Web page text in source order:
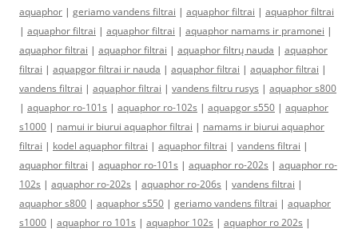
aquaphor | geriamo vandens filtrai | aquaphor filtrai | aquaphor filtrai
| aquaphor filtrai | aquaphor filtrai | aquaphor namams ir pramonei |
aquaphor filtrai | aquaphor filtrai | aquaphor filtrų nauda | aquaphor
filtrai | aquapgor filtrai ir nauda | aquaphor filtrai | aquaphor filtrai |
vandens filtrai | aquaphor filtrai | vandens filtru rusys | aquaphor s800
| aquaphor ro-101s | aquaphor ro-102s | aquapgor s550 | aquaphor
s1000 | namui ir biurui aquaphor filtrai | namams ir biurui aquaphor
filtrai | kodel aquaphor filtrai | aquaphor filtrai | vandens filtrai |
aquaphor filtrai | aquaphor ro-101s | aquaphor ro-202s | aquaphor ro-
102s | aquaphor ro-202s | aquaphor ro-206s | vandens filtrai |
aquaphor s800 | aquaphor s550 | geriamo vandens filtrai | aquaphor
s1000 | aquaphor ro 101s | aquaphor 102s | aquaphor ro 202s |